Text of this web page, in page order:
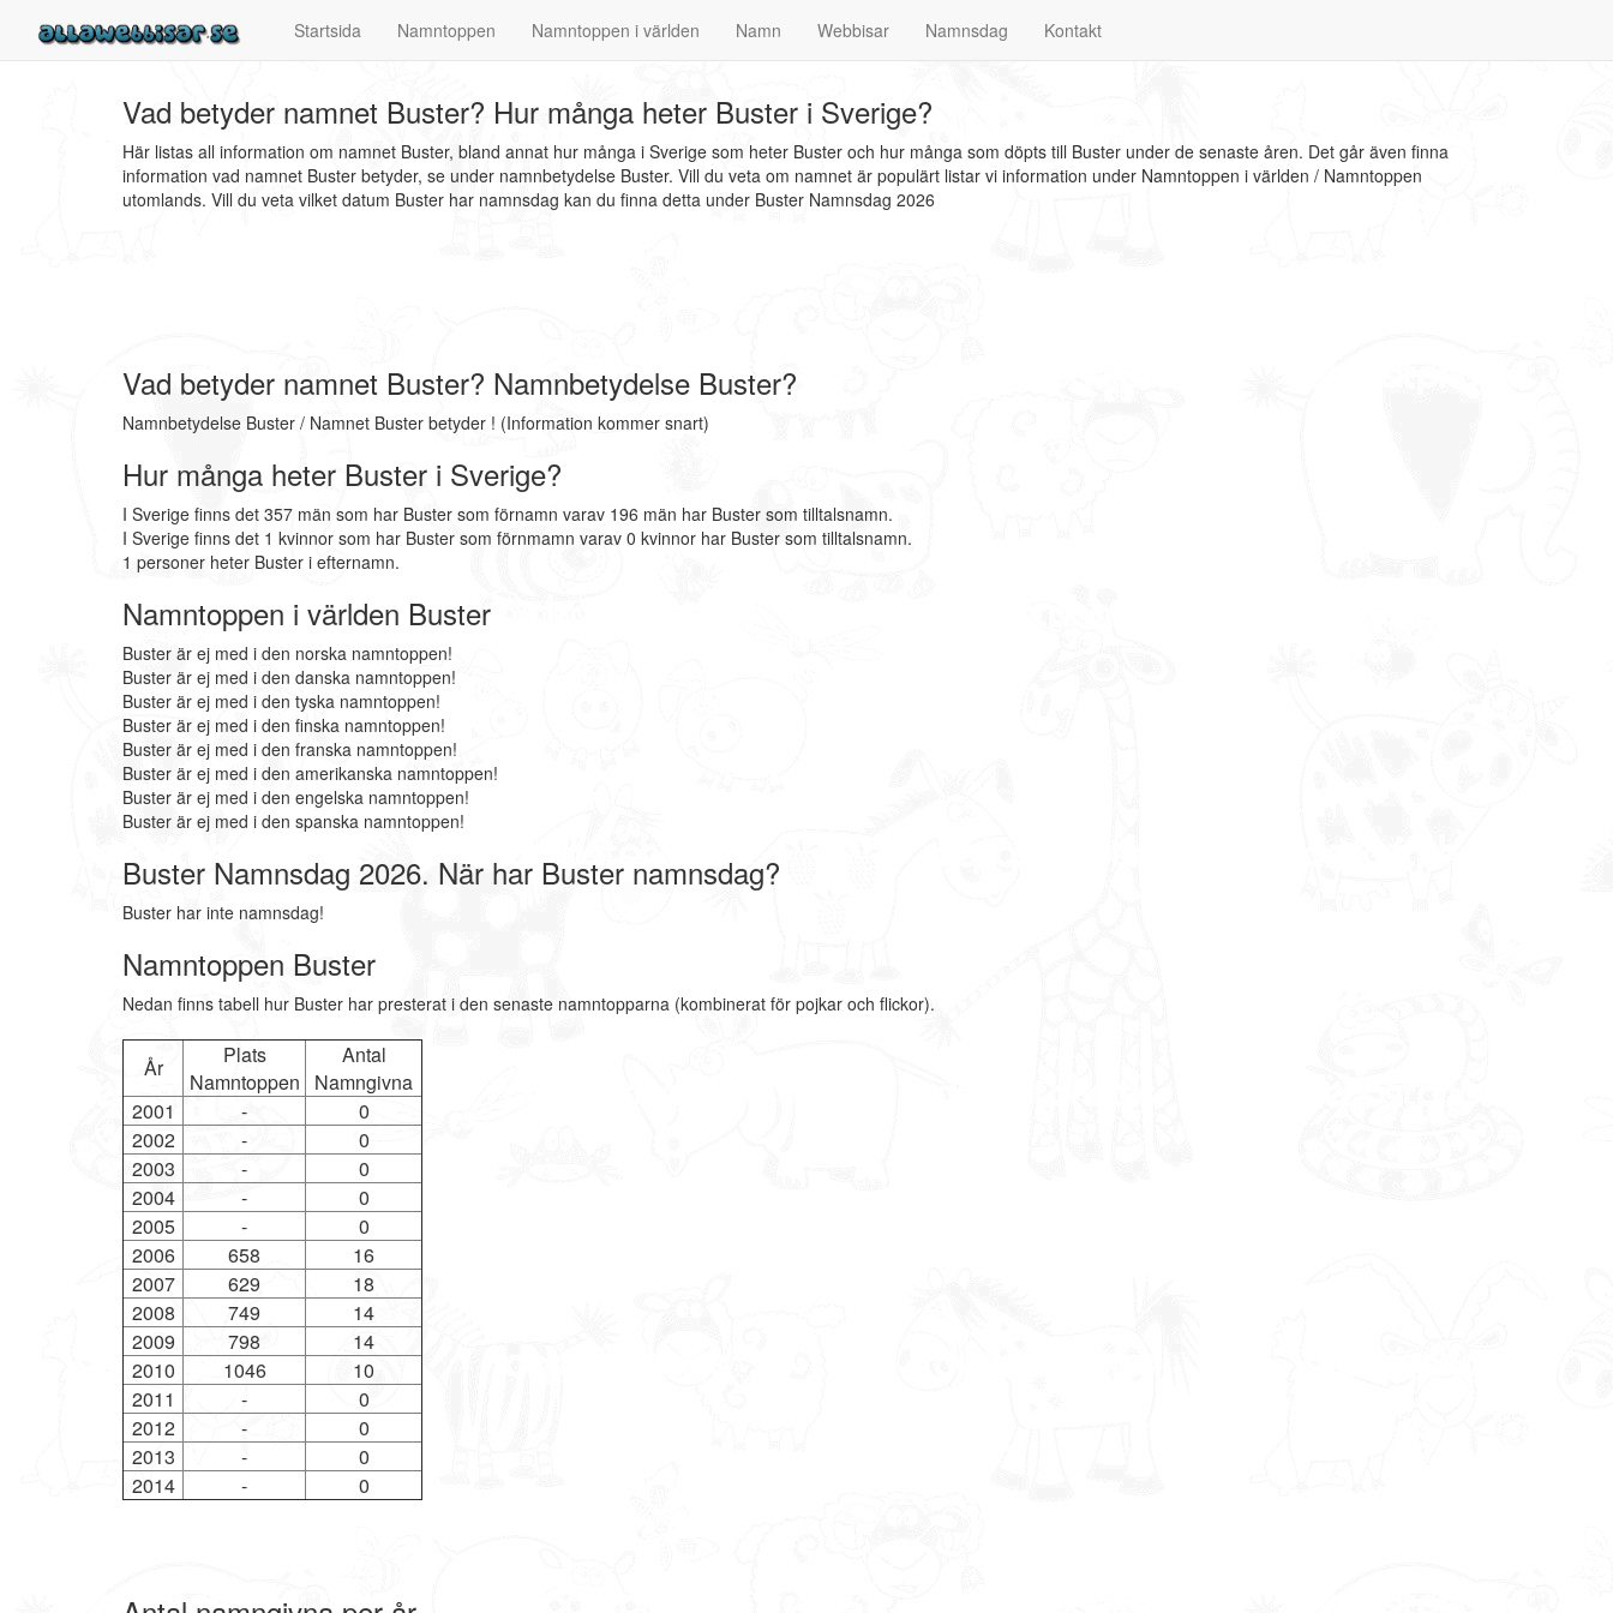
Startsida Namntoppen Namntoppen i världen Namn Webbisar Namnsdag Kontakt
Vad betyder namnet Buster? Hur många heter Buster i Sverige?
Här listas all information om namnet Buster, bland annat hur många i Sverige som heter Buster och hur många som döpts till Buster under de senaste åren. Det går även finna
information vad namnet Buster betyder, se under namnbetydelse Buster. Vill du veta om namnet är populärt listar vi information under Namntoppen i världen / Namntoppen
utomlands. Vill du veta vilket datum Buster har namnsdag kan du finna detta under Buster Namnsdag 2026
Vad betyder namnet Buster? Namnbetydelse Buster?
Namnbetydelse Buster / Namnet Buster betyder ! (Information kommer snart)
Hur många heter Buster i Sverige?
I Sverige finns det 357 män som har Buster som förnamn varav 196 män har Buster som tilltalsnamn.
I Sverige finns det 1 kvinnor som har Buster som förnmamn varav 0 kvinnor har Buster som tilltalsnamn.
1 personer heter Buster i efternamn.
Namntoppen i världen Buster
Buster är ej med i den norska namntoppen!
Buster är ej med i den danska namntoppen!
Buster är ej med i den tyska namntoppen!
Buster är ej med i den finska namntoppen!
Buster är ej med i den franska namntoppen!
Buster är ej med i den amerikanska namntoppen!
Buster är ej med i den engelska namntoppen!
Buster är ej med i den spanska namntoppen!
Buster Namnsdag 2026. När har Buster namnsdag?
Buster har inte namnsdag!
Namntoppen Buster
Nedan finns tabell hur Buster har presterat i den senaste namntopparna (kombinerat för pojkar och flickor).
År
Plats
Namntoppen
Antal
Namngivna
2001
-
0
2002
-
0
2003
-
0
2004
-
0
2005
-
0
2006
658
16
2007
629
18
2008
749
14
2009
798
14
2010
1046
10
2011
-
0
2012
-
0
2013
-
0
2014
- 0